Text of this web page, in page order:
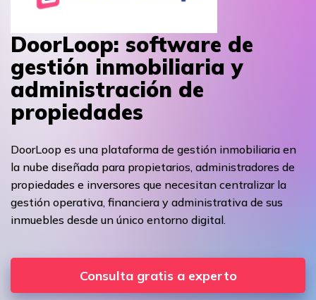
DoorLoop: software de
gestión inmobiliaria y
administración de
propiedades
DoorLoop es una plataforma de gestión inmobiliaria en
la nube diseñada para propietarios, administradores de
propiedades e inversores que necesitan centralizar la
gestión operativa, financiera y administrativa de sus
inmuebles desde un único entorno digital.
Consulta gratis a experto